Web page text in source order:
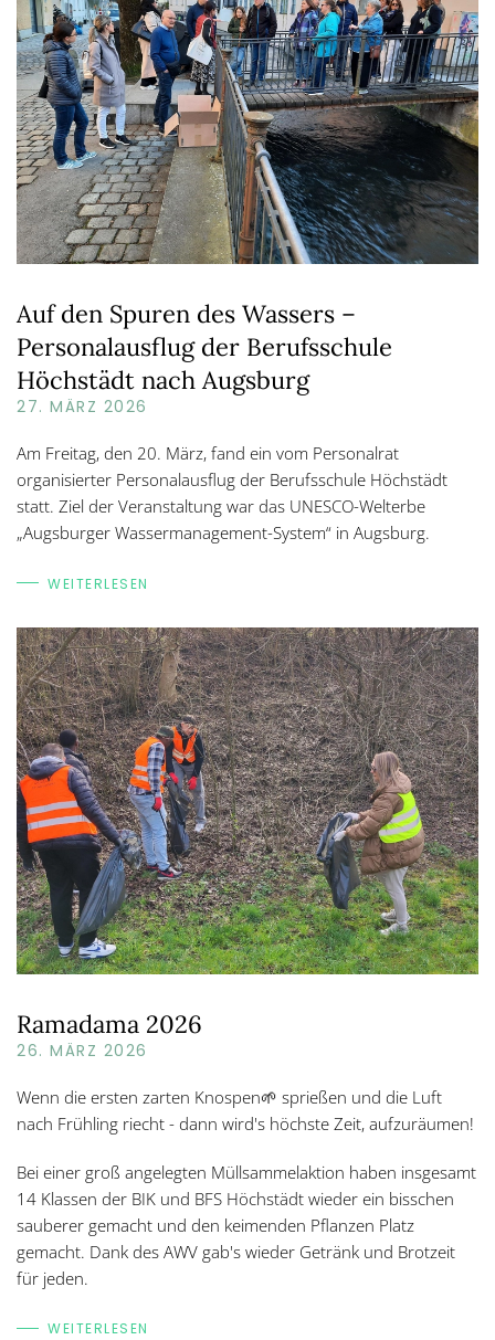
Auf den Spuren des Wassers –
Personalausflug der Berufsschule
Höchstädt nach Augsburg
27. MÄRZ 2026
Am Freitag, den 20. März, fand ein vom Personalrat
organisierter Personalausflug der Berufsschule Höchstädt
statt. Ziel der Veranstaltung war das UNESCO-Welterbe
„Augsburger Wassermanagement-System“ in Augsburg.
WEITERLESEN
Ramadama 2026
26. MÄRZ 2026
Wenn die ersten zarten Knospen🌱 sprießen und die Luft
nach Frühling riecht - dann wird's höchste Zeit, aufzuräumen!
Bei einer groß angelegten Müllsammelaktion haben insgesamt
14 Klassen der BIK und BFS Höchstädt wieder ein bisschen
sauberer gemacht und den keimenden Pflanzen Platz
gemacht. Dank des AWV gab's wieder Getränk und Brotzeit
für jeden.
WEITERLESEN